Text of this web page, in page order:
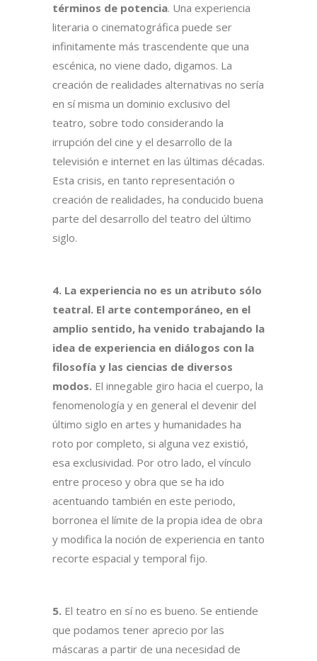
términos de potencia. Una experiencia
literaria o cinematográfica puede ser
infinitamente más trascendente que una
escénica, no viene dado, digamos. La
creación de realidades alternativas no sería
en sí misma un dominio exclusivo del
teatro, sobre todo considerando la
irrupción del cine y el desarrollo de la
televisión e internet en las últimas décadas.
Esta crisis, en tanto representación o
creación de realidades, ha conducido buena
parte del desarrollo del teatro del último
siglo.
4. La experiencia no es un atributo sólo
teatral. El arte contemporáneo, en el
amplio sentido, ha venido trabajando la
idea de experiencia en diálogos con la
filosofía y las ciencias de diversos
modos. El innegable giro hacia el cuerpo, la
fenomenología y en general el devenir del
último siglo en artes y humanidades ha
roto por completo, si alguna vez existió,
esa exclusividad. Por otro lado, el vínculo
entre proceso y obra que se ha ido
acentuando también en este periodo,
borronea el límite de la propia idea de obra
y modifica la noción de experiencia en tanto
recorte espacial y temporal fijo.
5. El teatro en sí no es bueno. Se entiende
que podamos tener aprecio por las
máscaras a partir de una necesidad de